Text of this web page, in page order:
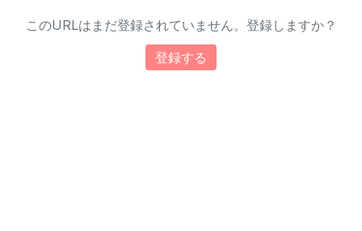
このURLはまだ登録されていません。登録しますか？
登録する